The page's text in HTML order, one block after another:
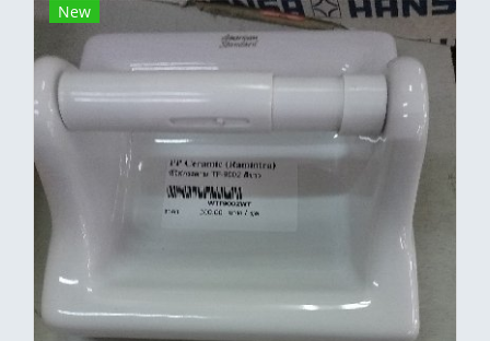
New